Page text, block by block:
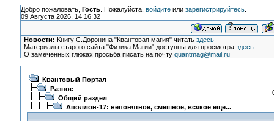
Добро пожаловать, Гость. Пожалуйста, войдитеили зарегистрируйтесь.
09 Августа 2026, 14:16:32
Новости: Книгу С.Доронина "Квантовая магия" читатьздесь
Материалы старого сайта "Физика Магии" доступны для просмотраздесь
О замеченных глюках просьба писать на почтуquantmag@mail.ru
Квантовый Портал
Разное
Общий раздел
Аполлон-17: непонятное, смешное, всякое еще...